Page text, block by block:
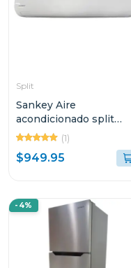
Split
Sankey Aire
acondicionado split
inverter de 36000 btu
seer 18 wi-fi
(1)
$949.95
-4%